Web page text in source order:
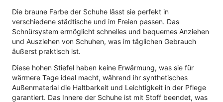
Die braune Farbe der Schuhe lässt sie perfekt in
verschiedene städtische und im Freien passen. Das
Schnürsystem ermöglicht schnelles und bequemes Anziehen
und Ausziehen von Schuhen, was im täglichen Gebrauch
äußerst praktisch ist.
Diese hohen Stiefel haben keine Erwärmung, was sie für
wärmere Tage ideal macht, während ihr synthetisches
Außenmaterial die Haltbarkeit und Leichtigkeit in der Pflege
garantiert. Das Innere der Schuhe ist mit Stoff beendet, was